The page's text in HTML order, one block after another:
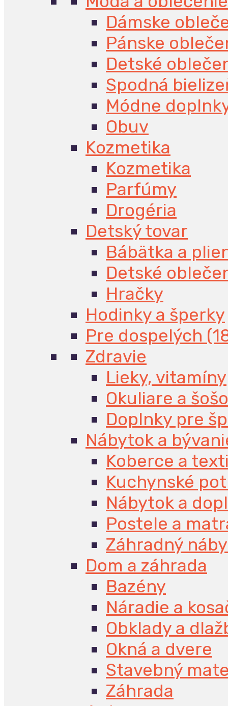
Dámske
Pánske
Detské
Spodná
Módne
Obuv
Kozmetika
Kozmetika
Parfúmy
Drogéria
Detský tovar
Bábätka a
Detské
Hračky
Hodinky a šperky
Pre dospelých
Zdravie
Lieky, vitamíny
Okuliare a
Doplnky pre
Nábytok a
Koberce a
Kuchynské
Nábytok a
Postele a
Záhradný
Dom a záhrada
Bazény
Náradie a
Obklady a
Okná a dvere
Stavebný
Záhrada